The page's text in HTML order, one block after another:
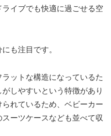
イブでも快適に過ごせる空
も注目です。
ットな構造になっているた
しやすいという特徴があり
れているため、ベビーカー
ーツケースなども並べて収